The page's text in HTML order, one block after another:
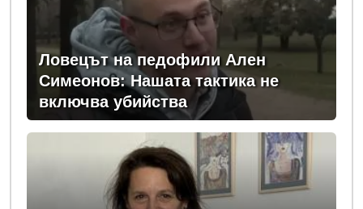
Ловецът на педофили Ален
Симеонов: Нашата тактика не
включва убийства